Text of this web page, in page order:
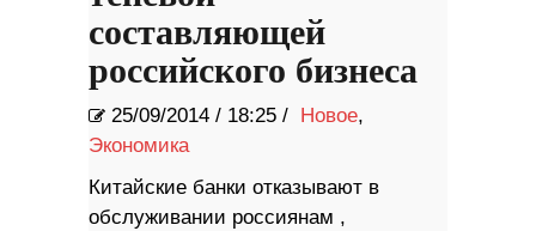
составляющей
российского бизнеса
25/09/2014 / 18:25 / Новое,
Экономика
Китайские банки отказывают в
обслуживании россиянам ,